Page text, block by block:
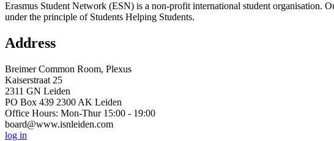
Erasmus Student Network (ESN) is a non-profit international student organisation.
under the principle of Students Helping Students.
Address
Breimer Common Room, Plexus
Kaiserstraat 25
2311 GN Leiden
PO Box 439 2300 AK Leiden
Office Hours: Mon-Thur 15:00 - 19:00
board@www.isnleiden.com
log in